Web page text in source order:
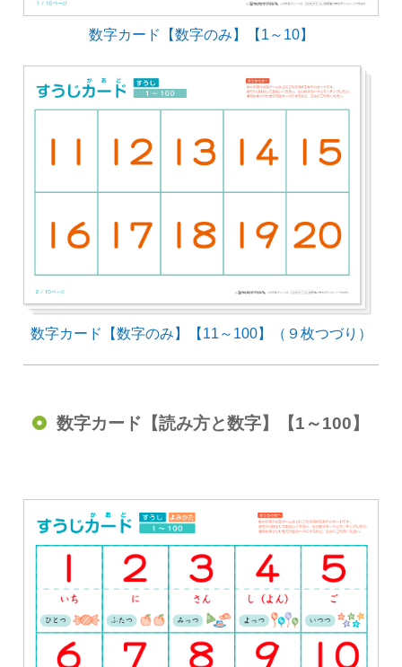
数字カード【数字のみ】【1～10】
数字カード【数字のみ】【11～100】（９枚つづり）
数字カード【読み方と数字】【1～100】